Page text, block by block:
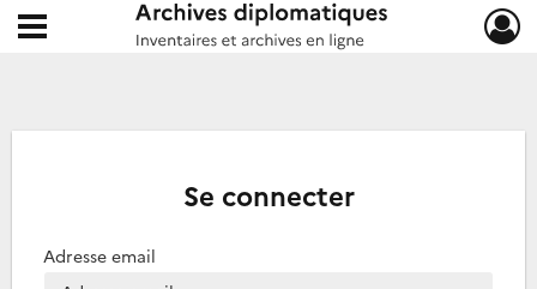
Archives diplomatiques
Ouvrir le menu déroulant
Se connecter
Adresse email